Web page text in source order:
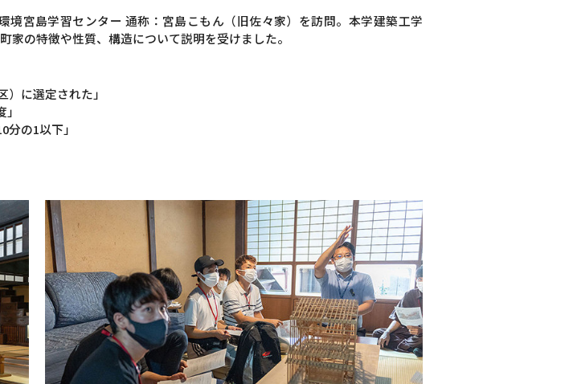
宮島学習センター 通称：宮島こもん（旧佐々家）を訪問。本学建築工学
の特徴や性質、構造について説明を受けました。
）に選定された」
の1以下」